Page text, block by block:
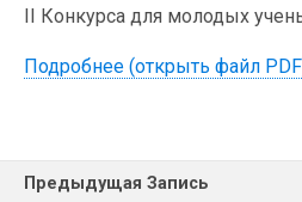
II Конкурса для молодых
Подробнее (открыть файл
Предыдущая Запись